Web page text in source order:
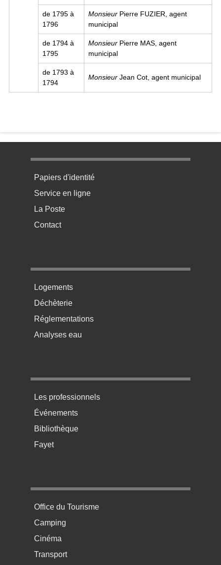
de 1795 à
1796
Monsieur Pierre FUZIER, agent
municipal
de 1794 à
1795
Monsieur Pierre MAS, agent
municipal
de 1793 à
1794
Monsieur Jean Cot, agent municipal
Menu pratique bas de page 1
Papiers d'identité
Service en ligne
La Poste
Contact
Menu pratique bas de page 2
Logements
Déchèterie
Réglementations
Analyses eau
Menu pratique bas de page 3
Les professionnels
Événements
Bibliothèque
Fayet
Menu pratique bas de page 4
Office du Tourisme
Camping
Cinéma
Transport